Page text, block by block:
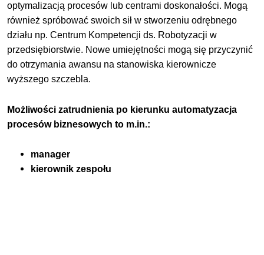
optymalizacją procesów lub centrami doskonałości. Mogą
również spróbować swoich sił w stworzeniu odrębnego
działu np. Centrum Kompetencji ds. Robotyzacji w
przedsiębiorstwie. Nowe umiejętności mogą się przyczynić
do otrzymania awansu na stanowiska kierownicze
wyższego szczebla.
Możliwości zatrudnienia po kierunku automatyzacja
procesów biznesowych to m.in.:
manager
kierownik zespołu